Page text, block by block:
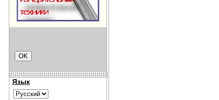
Язык